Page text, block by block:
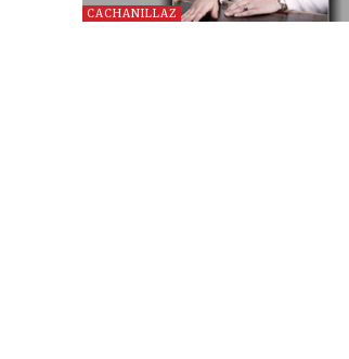
CACHANILLAZ